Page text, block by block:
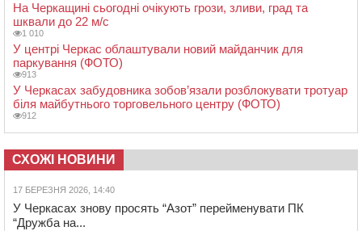
На Черкащині сьогодні очікують грози, зливи, град та
шквали до 22 м/с
1 010
У центрі Черкас облаштували новий майданчик для
паркування (ФОТО)
913
У Черкасах забудовника зобов’язали розблокувати тротуар
біля майбутнього торговельного центру (ФОТО)
912
СХОЖІ НОВИНИ
17 БЕРЕЗНЯ 2026, 14:40
У Черкасах знову просять “Азот” перейменувати ПК
“Дружба на...